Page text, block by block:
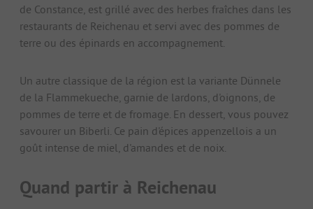
de Constance, est grillé avec des herbes fraîches dans les
restaurants de Reichenau et servi avec des pommes de
terre ou des épinards en accompagnement.
Un autre classique de la région est la variante Dünnele
de la Flammekueche, garnie de lardons, d'oignons, de
pommes de terre et de fromage. En dessert, vous pouvez
savourer un Biberli. Ce pain d'épices appenzellois a un
goût intense de miel, d'amandes et de noix.
Quand partir à Reichenau